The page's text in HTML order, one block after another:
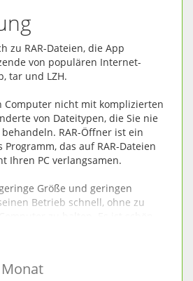
zu RAR-Dateien, die App
von populären Internet-
tar und LZH.
Computer nicht mit komplizierten
von Dateitypen, die Sie nie
RAR-Öffner ist ein
das auf RAR-Dateien
Ihren PC verlangsamen.
Größe und geringen
Betrieb schnell, ohne zu
zu halten. Es ist schön
die Datei, die Sie öffnen möchten,
Datei wartet auf Sie in
auch laufen RAR-Öffner um
aber wenn es um die